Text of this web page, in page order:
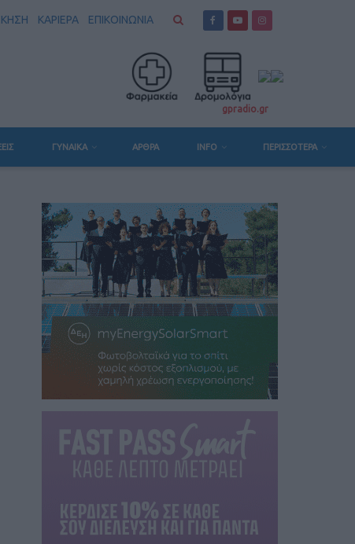
ΚΑΡΙΕΡΑ ΕΠΙΚΟΙΝΩΝΙΑ
gpradio.gr
ΓΥΝΑΙΚΑ ΆΡΘΡΑ INFO ΠΕΡΙΣΣΟΤΕΡΑ